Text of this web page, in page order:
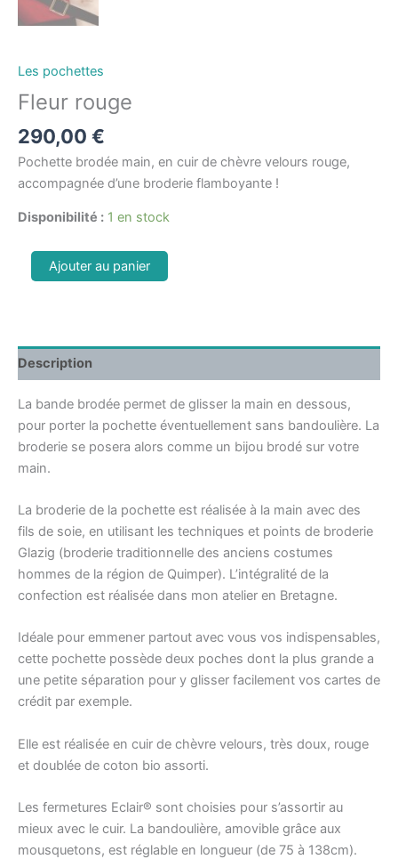
Les pochettes
Fleur rouge
290,00 €
Pochette brodée main, en cuir de chèvre velours rouge,
accompagnée d’une broderie flamboyante !
Disponibilité : 1 en stock
Ajouter au panier
Description
La bande brodée permet de glisser la main en dessous,
pour porter la pochette éventuellement sans bandoulière. La
broderie se posera alors comme un bijou brodé sur votre
main.
La broderie de la pochette est réalisée à la main avec des
fils de soie, en utilisant les techniques et points de broderie
Glazig (broderie traditionnelle des anciens costumes
hommes de la région de Quimper). L’intégralité de la
confection est réalisée dans mon atelier en Bretagne.
Idéale pour emmener partout avec vous vos indispensables,
cette pochette possède deux poches dont la plus grande a
une petite séparation pour y glisser facilement vos cartes de
crédit par exemple.
Elle est réalisée en cuir de chèvre velours, très doux, rouge
et doublée de coton bio assorti.
Les fermetures Eclair® sont choisies pour s’assortir au
mieux avec le cuir. La bandoulière, amovible grâce aux
mousquetons, est réglable en longueur (de 75 à 138cm).